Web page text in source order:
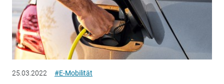
25.03.2022 #E-Mobilität